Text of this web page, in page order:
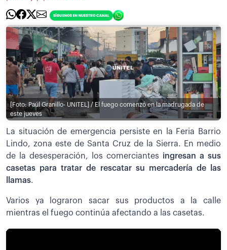
[Foto: Paúl Granillo- UNITEL] / El fuego comenzó en la madrugada de
este jueves
La situación de emergencia persiste en la Feria Barrio
Lindo, zona este de Santa Cruz de la Sierra. En medio
de la desesperación, los comerciantes ingresan a sus
casetas para tratar de rescatar su mercadería de las
llamas.
Varios ya lograron sacar sus productos a la calle
mientras el fuego continúa afectando a las casetas.